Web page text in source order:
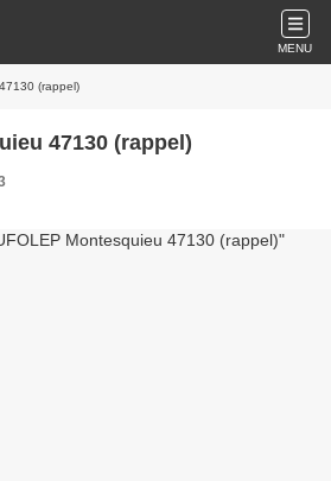
MENU
(rappel)
47130 (rappel)